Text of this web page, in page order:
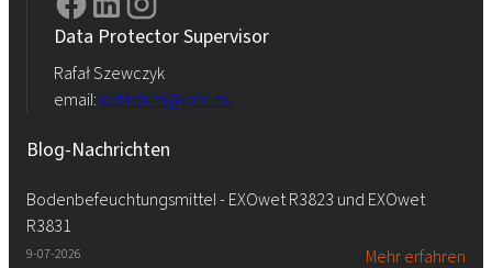
Data Protector Supervisor
Rafał Szewczyk
email: iod.rokita@pcc.eu
Blog-Nachrichten
Bodenbefeuchtungsmittel - EXOwet R3823 und EXOwet
R3831
9-07-2026 Mehr erfahren